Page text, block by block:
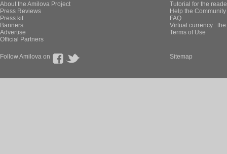
About the Amilova Project
Press Reviews
Press kit
Banners
Advertise
Official Partners
Tutorial for the
Help the
FAQ
Virtual currency :
Terms of Use
Follow Amilova on Sitemap